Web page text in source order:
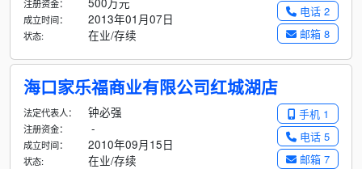
电话 2
邮箱 8
注册资金：
成立时间： 2013年01月07日
状态: 在业/存续
海口家乐福商业有限公司红城湖店
手机 1
电话 5
邮箱 7
法定代表人： 钟必强
注册资金： -
成立时间： 2010年09月15日
状态: 在业/存续